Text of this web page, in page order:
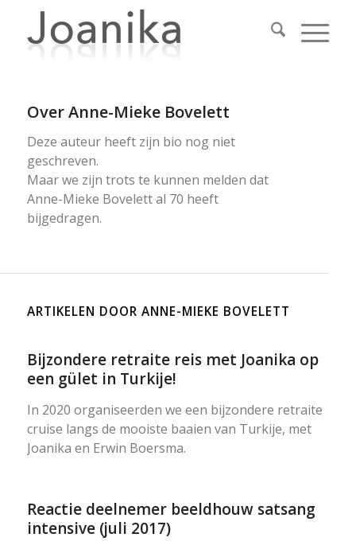
OverAnne-Mieke Bovelett
Deze auteur heeft zijn bio nog niet
geschreven.
Maar we zijn trots te kunnen melden dat
Anne-Mieke Bovelettal 70 heeft
bijgedragen.
ARTIKELEN DOOR ANNE-MIEKE BOVELETT
Bijzondere retraite reis met Joanika op
een gület in Turkije!
In 2020 organiseerden we een bijzondere retraite
cruise langs de mooiste baaien van Turkije, met
Joanika en Erwin Boersma.
Reactie deelnemer beeldhouw satsang
intensive (juli 2017)